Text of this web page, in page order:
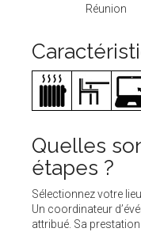
Réunion
Quelles
étapes ?
Sélectionnez votre
Un coordinateur
attribué. Sa